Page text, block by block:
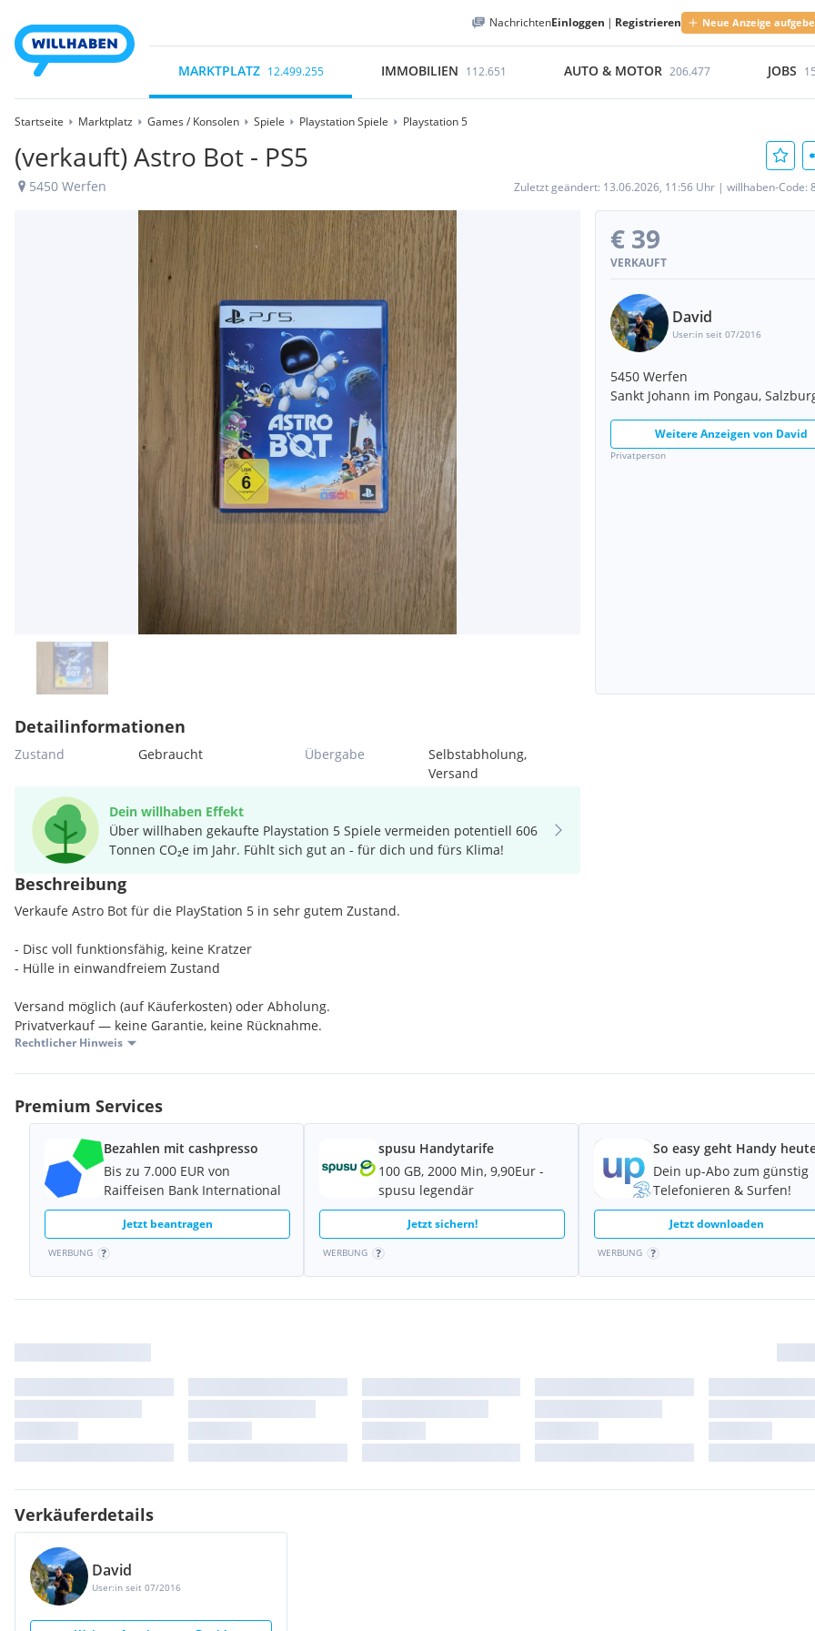
NachrichtenEinloggen | Registrieren Neue Anzeige
MARKTPLATZ 12.499.255 IMMOBILIEN 112.651 AUTO & MOTOR 206.477 JOBS
Startseite Marktplatz Games / Konsolen Spiele Playstation Spiele Playstation 5
(verkauft) Astro Bot - PS5
5450 Werfen Zuletzt geändert: 13.06.2026, 11:56 Uhr | willhaben-Code:
€ 39
VERKAUFT
David
User:in seit 07/2016
5450 Werfen
Sankt Johann im Pongau,
Weitere Anzeigen von David
Privatperson
Detailinformationen
Zustand Gebraucht Übergabe
Selbstabholung,
Versand
Dein willhaben Effekt
Über willhaben gekaufte Playstation 5 Spiele vermeiden potentiell 606
Tonnen CO₂e im Jahr. Fühlt sich gut an - für dich und fürs Klima!
Beschreibung
Verkaufe Astro Bot für die PlayStation 5 in sehr gutem Zustand.
- Disc voll funktionsfähig, keine Kratzer
- Hülle in einwandfreiem Zustand
Versand möglich (auf Käuferkosten) oder Abholung.
Privatverkauf — keine Garantie, keine Rücknahme.
Rechtlicher Hinweis
Premium Services
Bezahlen mit cashpresso
Bis zu 7.000 EUR von
Raiffeisen Bank International
Jetzt beantragen
WERBUNG
spusu Handytarife
100 GB, 2000 Min, 9,90Eur -
spusu legendär
Jetzt sichern!
WERBUNG
So easy geht Handy
Dein up-Abo zum günstig
Telefonieren & Surfen!
Jetzt downloaden
WERBUNG
Verkäuferdetails
David
User:in seit 07/2016